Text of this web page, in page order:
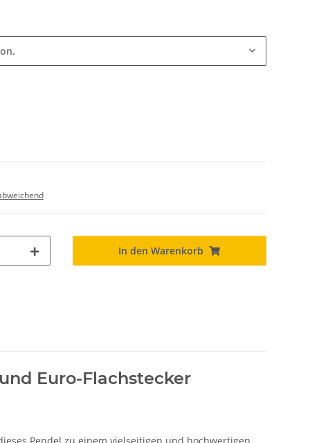
In den Warenkorb
Euro-Flachstecker